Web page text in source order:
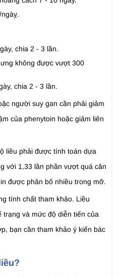
chia 2 - 3 lần.
không được vượt 300
chia 2 - 3 lần.
người suy gan cần phải giảm
của phenytoin hoặc giảm liên
liều phải được tính toán dựa
với 1,33 lần phần vượt quá cân
được phân bố nhiều trong mỡ.
tính chất tham khảo. Liều
trạng và mức độ diễn tiến của
bạn cần tham khảo ý kiến bác